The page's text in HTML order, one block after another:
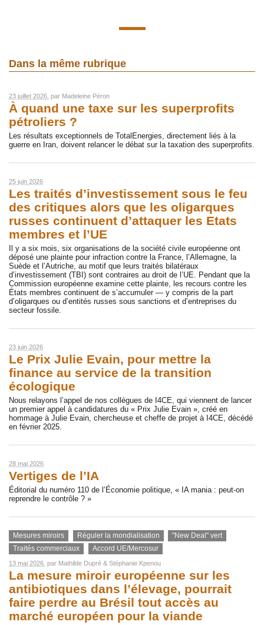
Dans la même rubrique
23 juillet 2026 , par Madeleine Péron
À quand une taxe sur les superprofits
pétroliers ?
Les résultats exceptionnels de TotalEnergies, directement liés à la
guerre en Iran, doivent relancer le débat sur la taxation des superprofits.
25 juin 2026
Les traités d’investissement sous le feu
des critiques alors que les oligarques
russes continuent d’attaquer les Etats
membres et l’UE
Il y a six mois, six organisations de la société civile européenne ont
déposé une plainte pour infraction contre la France, l’Allemagne, la
Suède et l’Autriche, au motif que leurs traités bilatéraux
d’investissement (TBI) sont contraires au droit de l’UE. Pendant que la
Commission européenne examine cette plainte, les recours contre les
États membres continuent de s’accumuler — y compris de la part
d’oligarques ou d’entités russes sous sanctions et d’entreprises du
secteur fossile.
23 juin 2026
Le Prix Julie Evain, pour mettre la
finance au service de la transition
écologique
Nous relayons l’appel de nos collègues de I4CE, qui viennent de lancer
un premier appel à candidatures du « Prix Julie Evain », créé en
hommage à Julie Evain, chercheuse et cheffe de projet à I4CE, décédé
en février 2025.
28 mai 2026
Vertiges de l’IA
Éditorial du numéro 110 de l’Économie politique, « IA mania : peut-on
reprendre le contrôle ? »
Mesures miroirs Réguler la mondialisation
"New Deal" vert
Traités commerciaux
Accord UE/Mercosur
13 mai 2026 , par Mathilde Dupré & Stéphanie Kpenou
La mesure miroir européenne sur les
antibiotiques dans l’élevage, pourrait
faire perdre au Brésil tout accès au
marché européen pour la viande